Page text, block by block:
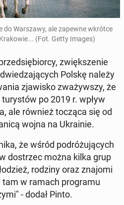
do War­sza­wy, ale zapewne wkrótce
(Fot. Getty Images)
zwięk­sze­nie
Polskę należy
zja­wi­sko zwa­żyw­szy, że
po 2019 r. wpływ
ale również tocząca się od
wojna na Ukra­inie.
że wśród po­dró­żu­ją­cych
do­strzec można kilka grup
rodziny oraz znajomi
w ramach pro­gra­mu
- dodał Pinto.